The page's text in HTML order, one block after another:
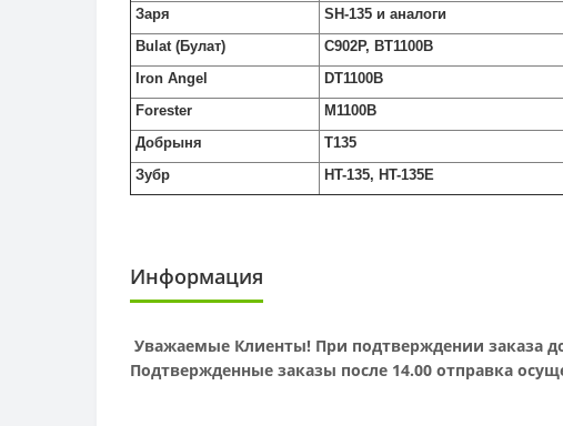
Заря
SH-135 и аналоги
Bulat (Булат)
C902P, BT1100B
Iron Angel
DT1100B
Forester
M1100B
Добрыня
T135
Зубр
HT-135, HT-135E
Информация
Уважаемые Клиенты! При подтверждении заказа
Подтвержденные заказы после 14.00 отправка